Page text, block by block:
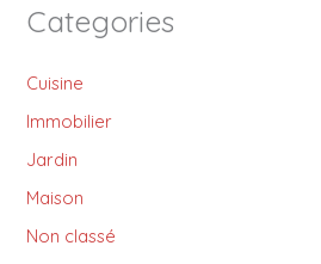
Categories
Cuisine
Immobilier
Jardin
Maison
Non classé